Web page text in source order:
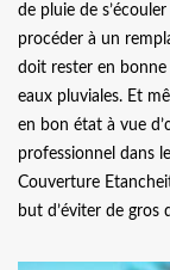
de pluie de
procéder à un
doit rester en bonne
eaux pluviales. Et
en bon état à vue
professionnel dans
Couverture
but d’éviter de gros